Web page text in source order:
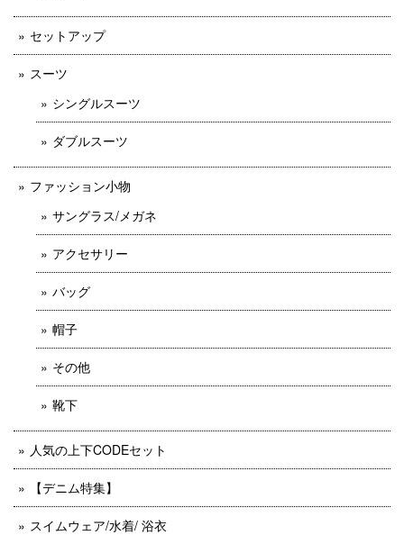
セットアップ
スーツ
シングルスーツ
ダブルスーツ
ファッション小物
サングラス/メガネ
アクセサリー
バッグ
帽子
その他
靴下
人気の上下CODEセット
【デニム特集】
スイムウェア/水着/ 浴衣